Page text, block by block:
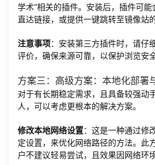
学术”相关的插件。安装后，插件可
直达链接，或提供一键跳转至镜像站
注意事项：安装第三方插件时，请仔
评价，确保来源可靠，以保护浏览安全
方案三：高级方案：本地化部署
对于有长期稳定需求，且具备较强动
人，可以考虑更根本的解决方案。
修改本地网络设置：这是一种通过修
定设置，来优化网络路径的方法。此
户不建议轻易尝试，且效果因网络环